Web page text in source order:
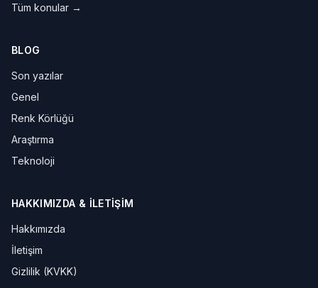
Tüm konular →
BLOG
Son yazılar
Genel
Renk Körlüğü
Araştırma
Teknoloji
HAKKIMIZDA & İLETIŞIM
Hakkımızda
İletişim
Gizlilik (KVKK)